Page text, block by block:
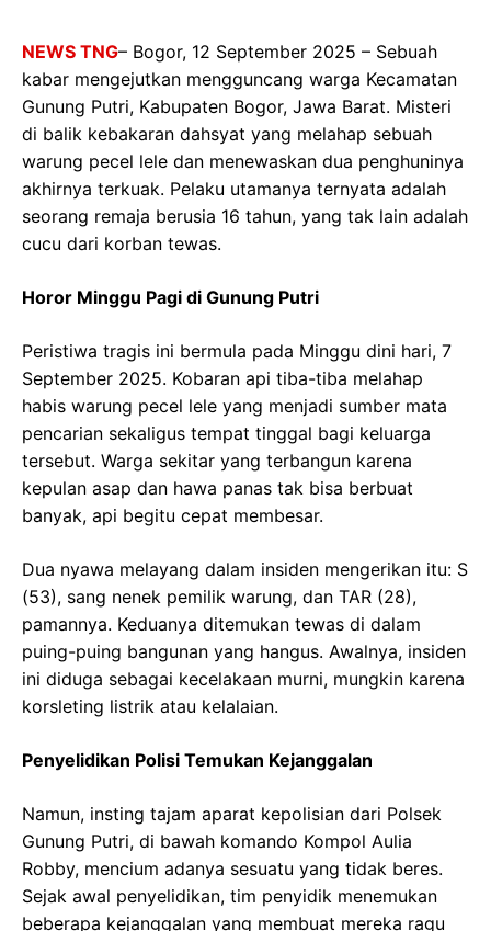
NEWS TNG– Bogor, 12 September 2025 – Sebuah
kabar mengejutkan mengguncang warga Kecamatan
Gunung Putri, Kabupaten Bogor, Jawa Barat. Misteri
di balik kebakaran dahsyat yang melahap sebuah
warung pecel lele dan menewaskan dua penghuninya
akhirnya terkuak. Pelaku utamanya ternyata adalah
seorang remaja berusia 16 tahun, yang tak lain adalah
cucu dari korban tewas.
Horor Minggu Pagi di Gunung Putri
Peristiwa tragis ini bermula pada Minggu dini hari, 7
September 2025. Kobaran api tiba-tiba melahap
habis warung pecel lele yang menjadi sumber mata
pencarian sekaligus tempat tinggal bagi keluarga
tersebut. Warga sekitar yang terbangun karena
kepulan asap dan hawa panas tak bisa berbuat
banyak, api begitu cepat membesar.
Dua nyawa melayang dalam insiden mengerikan itu: S
(53), sang nenek pemilik warung, dan TAR (28),
pamannya. Keduanya ditemukan tewas di dalam
puing-puing bangunan yang hangus. Awalnya, insiden
ini diduga sebagai kecelakaan murni, mungkin karena
korsleting listrik atau kelalaian.
Penyelidikan Polisi Temukan Kejanggalan
Namun, insting tajam aparat kepolisian dari Polsek
Gunung Putri, di bawah komando Kompol Aulia
Robby, mencium adanya sesuatu yang tidak beres.
Sejak awal penyelidikan, tim penyidik menemukan
beberapa kejanggalan yang membuat mereka ragu